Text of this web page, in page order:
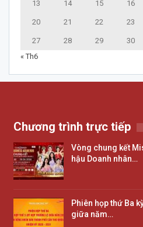
13 14 15 16
20 21 22 23
27 28 29 30
« Th6
Chương trình trực tiếp
Vòng chung kết
hậu Doanh nhân…
Phiên họp thứ Ba
giữa năm…